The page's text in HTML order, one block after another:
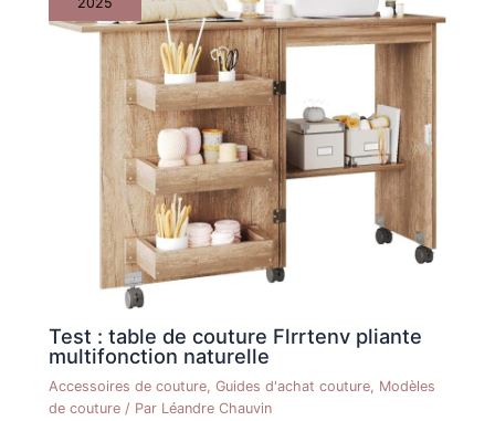
Test : table de couture Flrrtenv pliante
multifonction naturelle
Accessoires de couture ,Guides d'achat couture Modèles
de couture / Par Léandre Chauvin